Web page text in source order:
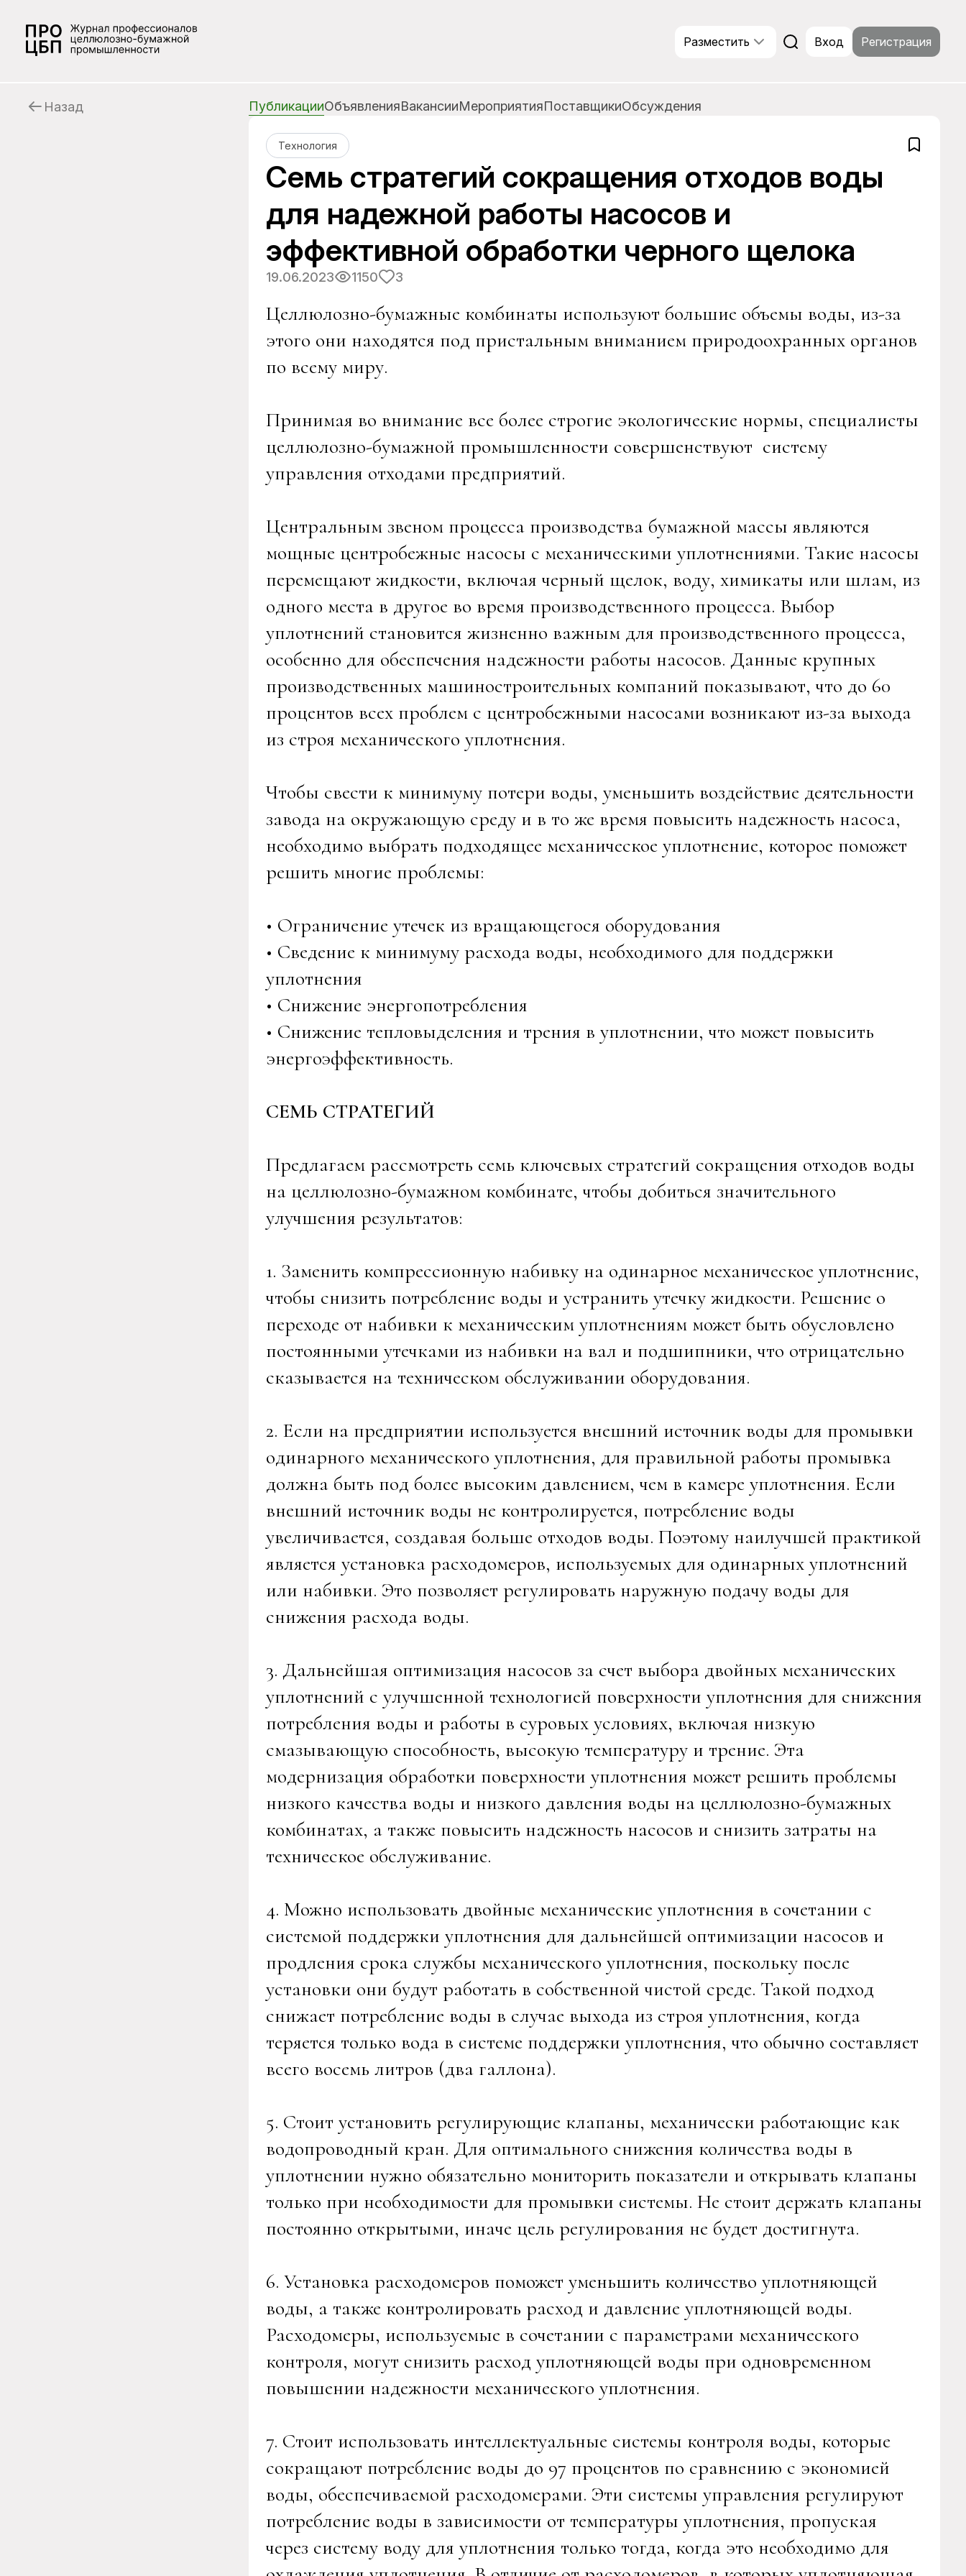
Разместить Вход Регистрация
Назад ПубликацииОбъявленияВакансииМероприятияПоставщикиОбсуждения
Технология
Семь стратегий сокращения отходов воды
для надежной работы насосов и
эффективной обработки черного щелока
19.06.2023 1150 3
Целлюлозно-бумажные комбинаты используют большие объемы воды, из-за
этого они находятся под пристальным вниманием природоохранных органов
по всему миру.
Принимая во внимание все более строгие экологические нормы, специалисты
целлюлозно-бумажной промышленности совершенствуют систему
управления отходами предприятий.
Центральным звеном процесса производства бумажной массы являются
мощные центробежные насосы с механическими уплотнениями. Такие насосы
перемещают жидкости, включая черный щелок, воду, химикаты или шлам, из
одного места в другое во время производственного процесса. Выбор
уплотнений становится жизненно важным для производственного процесса,
особенно для обеспечения надежности работы насосов. Данные крупных
производственных машиностроительных компаний показывают, что до 60
процентов всех проблем с центробежными насосами возникают из-за выхода
из строя механического уплотнения.
Чтобы свести к минимуму потери воды, уменьшить воздействие деятельности
завода на окружающую среду и в то же время повысить надежность насоса,
необходимо выбрать подходящее механическое уплотнение, которое поможет
решить многие проблемы:
• Ограничение утечек из вращающегося оборудования
• Сведение к минимуму расхода воды, необходимого для поддержки
уплотнения
• Снижение энергопотребления
• Снижение тепловыделения и трения в уплотнении, что может повысить
энергоэффективность.
СЕМЬ СТРАТЕГИЙ
Предлагаем рассмотреть семь ключевых стратегий сокращения отходов воды
на целлюлозно-бумажном комбинате, чтобы добиться значительного
улучшения результатов:
1. Заменить компрессионную набивку на одинарное механическое уплотнение,
чтобы снизить потребление воды и устранить утечку жидкости. Решение о
переходе от набивки к механическим уплотнениям может быть обусловлено
постоянными утечками из набивки на вал и подшипники, что отрицательно
сказывается на техническом обслуживании оборудования.
2. Если на предприятии используется внешний источник воды для промывки
одинарного механического уплотнения, для правильной работы промывка
должна быть под более высоким давлением, чем в камере уплотнения. Если
внешний источник воды не контролируется, потребление воды
увеличивается, создавая больше отходов воды. Поэтому наилучшей практикой
является установка расходомеров, используемых для одинарных уплотнений
или набивки. Это позволяет регулировать наружную подачу воды для
снижения расхода воды.
3. Дальнейшая оптимизация насосов за счет выбора двойных механических
уплотнений с улучшенной технологией поверхности уплотнения для снижения
потребления воды и работы в суровых условиях, включая низкую
смазывающую способность, высокую температуру и трение. Эта
модернизация обработки поверхности уплотнения может решить проблемы
низкого качества воды и низкого давления воды на целлюлозно-бумажных
комбинатах, а также повысить надежность насосов и снизить затраты на
техническое обслуживание.
4. Можно использовать двойные механические уплотнения в сочетании с
системой поддержки уплотнения для дальнейшей оптимизации насосов и
продления срока службы механического уплотнения, поскольку после
установки они будут работать в собственной чистой среде. Такой подход
снижает потребление воды в случае выхода из строя уплотнения, когда
теряется только вода в системе поддержки уплотнения, что обычно составляет
всего восемь литров (два галлона).
5. Стоит установить регулирующие клапаны, механически работающие как
водопроводный кран. Для оптимального снижения количества воды в
уплотнении нужно обязательно мониторить показатели и открывать клапаны
только при необходимости для промывки системы. Не стоит держать клапаны
постоянно открытыми, иначе цель регулирования не будет достигнута.
6. Установка расходомеров поможет уменьшить количество уплотняющей
воды, а также контролировать расход и давление уплотняющей воды.
Расходомеры, используемые в сочетании с параметрами механического
контроля, могут снизить расход уплотняющей воды при одновременном
повышении надежности механического уплотнения.
7. Стоит использовать интеллектуальные системы контроля воды, которые
сокращают потребление воды до 97 процентов по сравнению с экономией
воды, обеспечиваемой расходомерами. Эти системы управления регулируют
потребление воды в зависимости от температуры уплотнения, пропуская
через систему воду для уплотнения только тогда, когда это необходимо для